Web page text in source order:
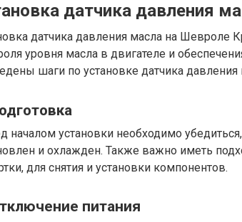
датчика давления
датчика давления масла на Шевроле
уровня масла в двигателе и
шаги по установке датчика давления
началом установки необходимо
и охлажден. Также важно иметь
для снятия и установки компонентов.
питания